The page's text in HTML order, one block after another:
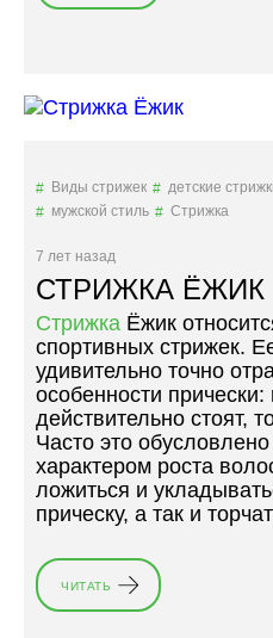
С
Ж
Д
К
А
:
В
С
Е
О
С
О
Е
Виды стрижек детские
мужской стиль
Стрижка
7 лет назад
СТРИЖКА ЁЖИК
Стрижка Ёжик
спортивных стрижек.
удивительно точно
особенности
действительно стоят,
Часто это
характером роста
ложиться и
прическу, а так и
ЧИТАТЬ «
С